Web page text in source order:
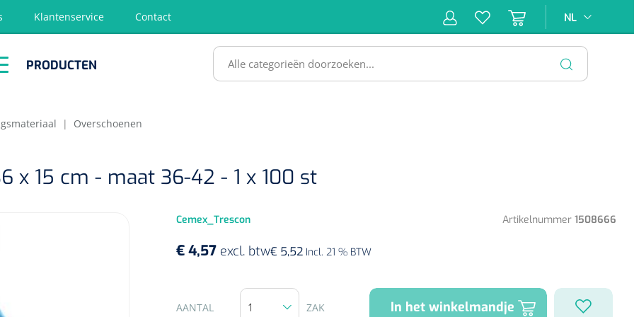
Klantenservice Contact NL
PRODUCTEN
| Overschoenen
x 15 cm - maat 36-42 - 1 x 100 st
Cemex_Trescon Artikelnummer 1508666
€ 4,57 excl. btw€ 5,52 Incl. 21 % BTW
AANTAL ZAK In het winkelmandje